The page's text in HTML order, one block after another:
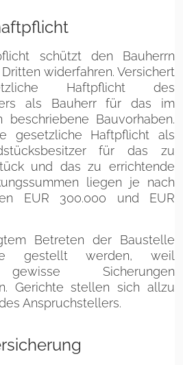
schützt den Bauherrn
widerfahren. Versichert
Haftpflicht des
als Bauherr für das im
beschriebene Bauvorhaben.
gesetzliche Haftpflicht als
für das zu
und das zu errichtende
liegen je nach
EUR 300.000 und EUR
Betreten der Baustelle
gestellt werden, weil
Sicherungen
Gerichte stellen sich allzu
Anspruchstellers.